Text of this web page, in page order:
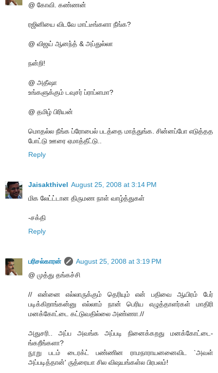
@ கோவி. கண்ணன்
ரஜினியை விடவே மாட்டீங்களா நீங்க?
@ விஜய் ஆனந்த் & அப்துல்லா
நன்றி!
@ அதீஷா
உங்களுக்கும் டவுசர் ப்ராப்ளமா?
@ தமிழ் பிரியன்
மொதல்ல நீங்க ப்ரோபைல் படத்தை மாத்துங்க. சின்னப்போ எடுத்தத
போட்டு ஊரை ஏமாத்தீட்டு..
Reply
Jaisakthivel August 25, 2008 at 3:14 PM
மிக லேட்ட்டான திருமண நாள் வாழ்த்துகள்
-சக்தி
Reply
பரிசல்காரன்
August 25, 2008 at 3:19 PM
@ முத்து தங்கச்சி
// என்னை எல்லாருக்கும் தெரியும் என் பதிவை ஆயிரம் பேர்
படிக்கிறாங்கன்னு எல்லாம் நான் பெரிய எழுத்தாளர்கள் மாதிரி
மனக்கோட்டை கட்டுவதில்லை அண்ணா.//
அதுசரி.. அப்ப அவங்க அப்படி நினைக்கறது மனக்கோட்டை-
ங்கறீங்களா?
நூறு படம் டைரக்ட் பண்ணின ராமநாராயனனைவிட `அவள்
அப்படித்தான்' ருத்ரையா சில விஷயங்கள்ல பிரபலம்!